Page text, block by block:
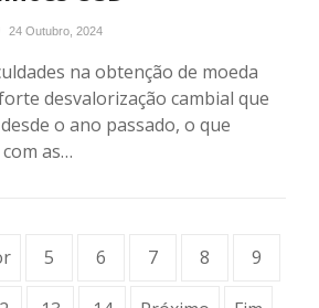
24 Outubro, 2024
na obtenção de moeda
desvalorização cambial que
o ano passado, o que
as…
5 6 7 8 9